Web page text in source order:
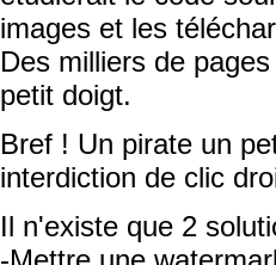
images et les
Des milliers de
petit doigt.
Bref ! Un pirate un
interdiction de clic
Il n'existe que 2